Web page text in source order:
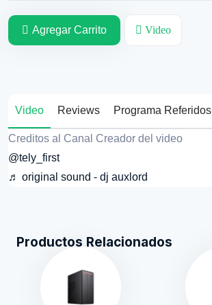
Agregar Carrito Video
Video Reviews Programa Referidos
Creditos al Canal Creador del video
@tely_first
♬ original sound - dj auxlord
Productos Relacionados